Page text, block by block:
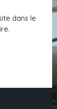
dans le